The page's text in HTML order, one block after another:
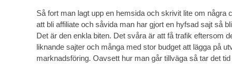
Så fort man lagt upp en hemsida och skrivit lite om några
att bli affiliate och såvida man har gjort en hyfsad sajt så
Det är den enkla biten. Det svåra är att få trafik eftersom
liknande sajter och många med stor budget att lägga på
marknadsföring. Oavsett hur man går tillväga så tar det